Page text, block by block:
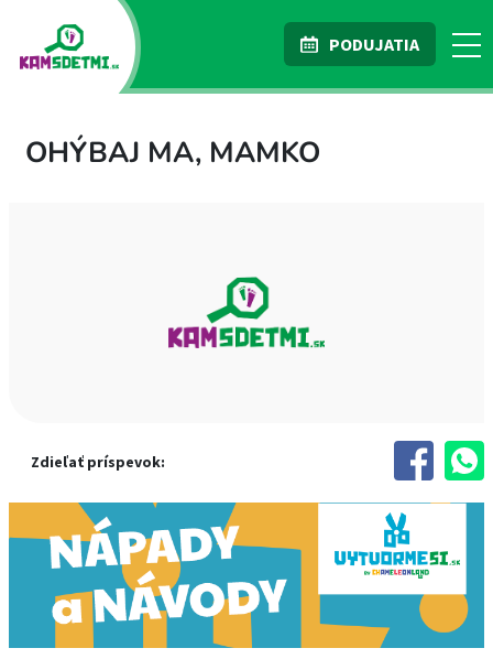
PODUJATIA
OHÝBAJ MA, MAMKO
Zdieľať príspevok: